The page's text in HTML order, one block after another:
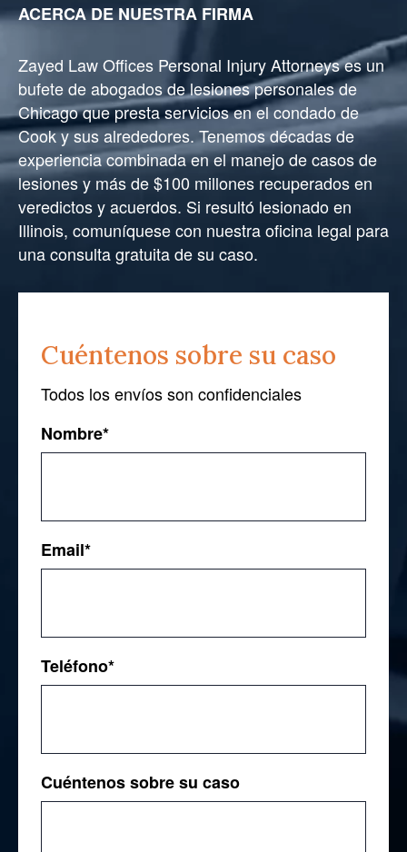
Cuéntenos sobre su caso
Todos los envíos son confidenciales
Nombre*
Email*
Teléfono*
Cuéntenos sobre su caso
ACERCA DE NUESTRA FIRMA
Zayed Law Offices Personal Injury Attorneys es un
bufete de abogados de lesiones personales de
Chicago que presta servicios en el condado de
Cook y sus alrededores. Tenemos décadas de
experiencia combinada en el manejo de casos de
lesiones y más de $100 millones recuperados en
veredictos y acuerdos. Si resultó lesionado en
Illinois, comuníquese con nuestra oficina legal para
una consulta gratuita de su caso.